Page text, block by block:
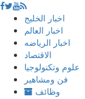
اخبار الخليج
اخبار العالم
اخبار الرياضه
الاقتصاد
علوم وتكنولوجيا
فن ومشاهير
وظائف